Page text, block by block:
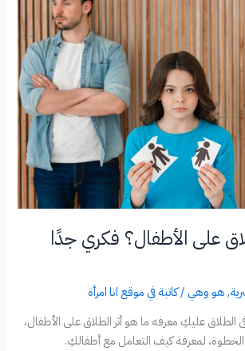
على الأطفال؟ فكري جدًا
,هو وهي /كاتبة في موقع انا امرأة
الطلاق عليكِ معرفه ما هو أثر الطلاق على الأطفال،
لمعرفة كيف التعامل مع أطفالكِ.